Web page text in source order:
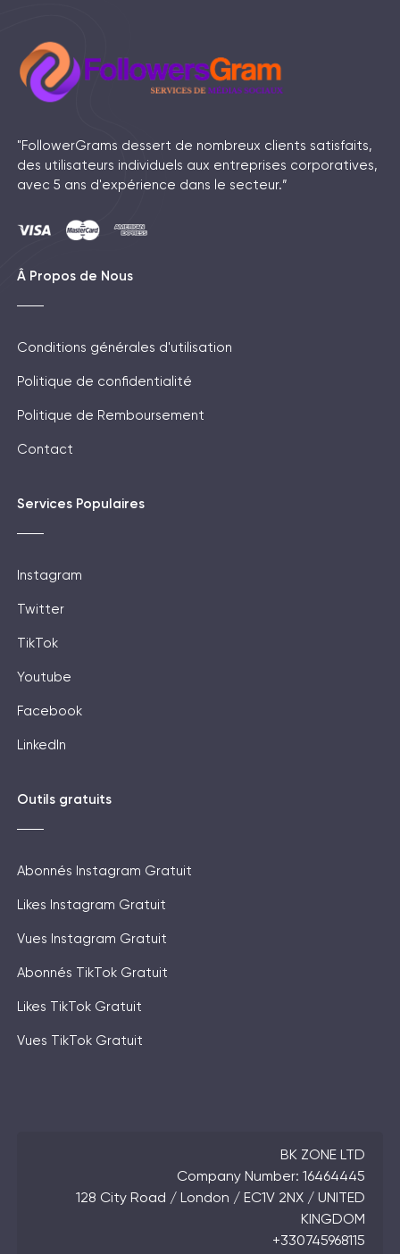
"FollowerGrams dessert de nombreux clients satisfaits,
des utilisateurs individuels aux entreprises corporatives,
avec 5 ans d'expérience dans le secteur.”
Â Propos de Nous
Conditions générales d'utilisation
Politique de confidentialité
Politique de Remboursement
Contact
Services Populaires
Instagram
Twitter
TikTok
Youtube
Facebook
LinkedIn
Outils gratuits
Abonnés Instagram Gratuit
Likes Instagram Gratuit
Vues Instagram Gratuit
Abonnés TikTok Gratuit
Likes TikTok Gratuit
Vues TikTok Gratuit
BK ZONE LTD
Company Number: 16464445
128 City Road / London / EC1V 2NX / UNITED
KINGDOM
+330745968115